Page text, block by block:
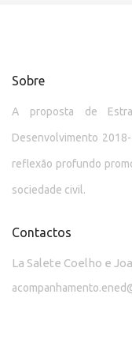
Sobre
A proposta de
Desenvolvimento
reflexão profundo
sociedade civil.
Contactos
La Salete Coelho e